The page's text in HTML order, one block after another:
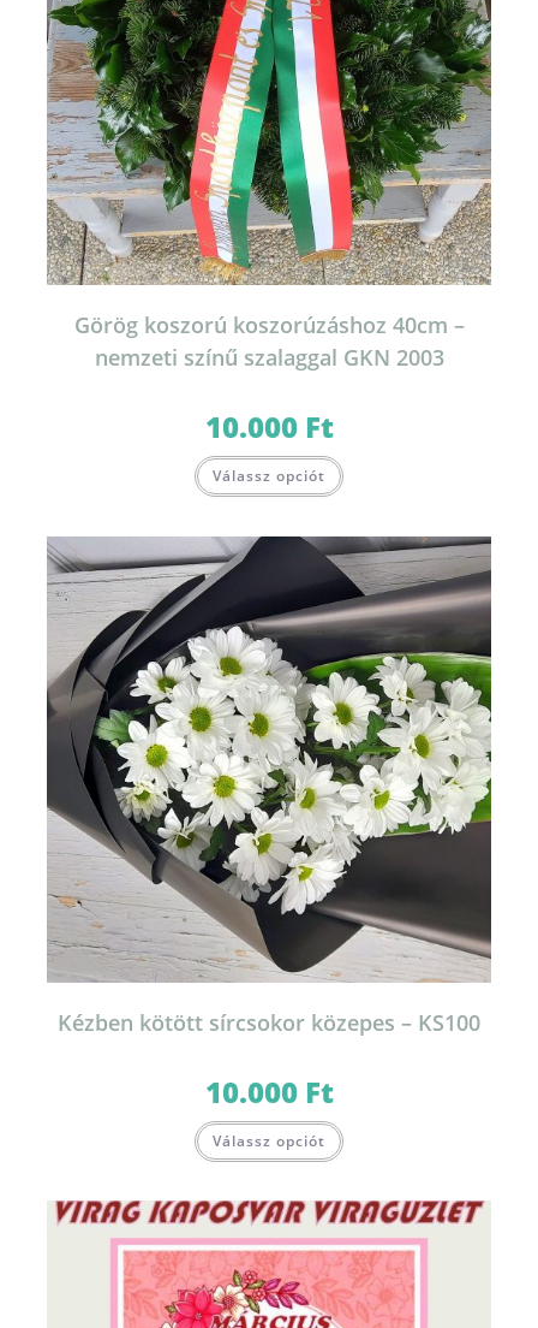
Görög koszorú koszorúzáshoz 40cm –
nemzeti színű szalaggal GKN 2003
10.000 Ft
Válassz opciót
Kézben kötött sírcsokor közepes – KS100
10.000 Ft
Válassz opciót